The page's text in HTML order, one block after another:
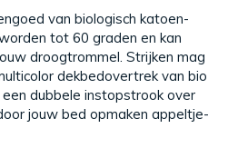
van biologisch katoen-
tot 60 graden en kan
droogtrommel. Strijken mag
dekbedovertrek van bio
dubbele instopstrook over
jouw bed opmaken appeltje-